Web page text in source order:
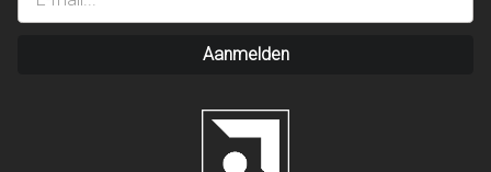
Aanmelden